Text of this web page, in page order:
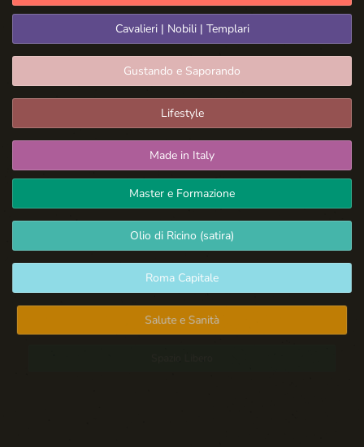
Cavalieri | Nobili | Templari
Gustando e Saporando
Lifestyle
Made in Italy
Master e Formazione
Olio di Ricino (satira)
Roma Capitale
Salute e Sanità